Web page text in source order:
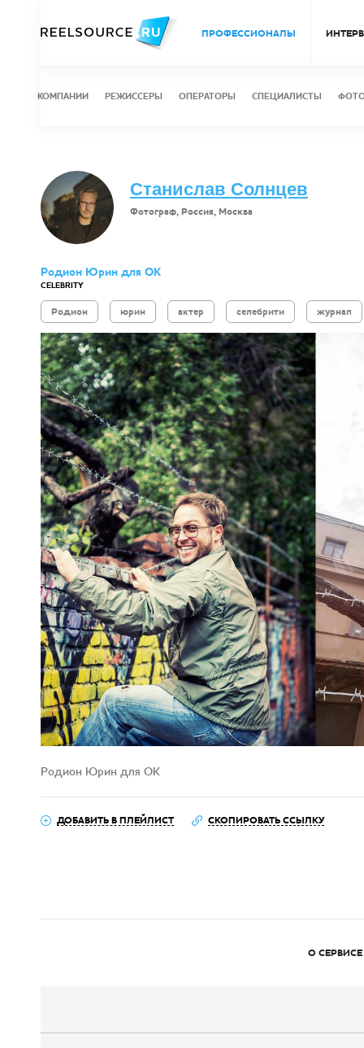
ПРОФЕССИОНАЛЫ
КОМПАНИИ РЕЖИССЕРЫ ОПЕРАТОРЫ СПЕЦИАЛИСТЫ
Станислав Солнцев
Фотограф, Россия, Москва
Родион Юрин для ОК
CELEBRITY
Родион юрин актер селебрити журнал
Родион Юрин для ОК
ДОБАВИТЬ В ПЛЕЙЛИСТ СКОПИРОВАТЬ ССЫЛКУ
О СЕРВИСЕ